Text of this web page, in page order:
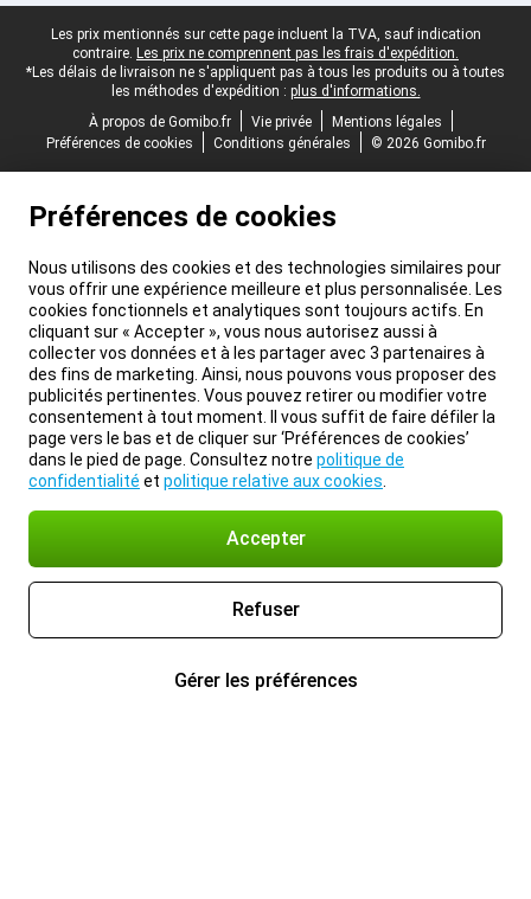
Pied-de-page légal
Les prix mentionnés sur cette page incluent la TVA, sauf indication
contraire. Les prix ne comprennent pas les frais d'expédition.
*Les délais de livraison ne s'appliquent pas à tous les produits ou à toutes
les méthodes d'expédition : plus d'informations.
À propos de Gomibo.fr
Vie privée
Mentions légales
Préférences de cookies
Conditions générales © 2026 Gomibo.fr
Préférences de cookies
Nous utilisons des cookies et des technologies similaires pour
vous offrir une expérience meilleure et plus personnalisée. Les
cookies fonctionnels et analytiques sont toujours actifs. En
cliquant sur « Accepter », vous nous autorisez aussi à
collecter vos données et à les partager avec 3 partenaires à
des fins de marketing. Ainsi, nous pouvons vous proposer des
publicités pertinentes. Vous pouvez retirer ou modifier votre
consentement à tout moment. Il vous suffit de faire défiler la
page vers le bas et de cliquer sur ‘Préférences de cookies’
dans le pied de page. Consultez notre politique de
confidentialité et politique relative aux cookies
Accepter
Refuser
Gérer les préférences